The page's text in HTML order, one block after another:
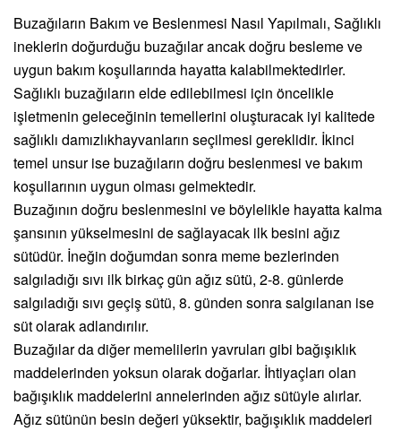
Buzağıların Bakım ve Beslenmesi Nasıl Yapılmalı, Sağlıklı
ineklerin doğurduğu buzağılar ancak doğru besleme ve
uygun bakım koşullarında hayatta kalabilmektedirler.
Sağlıklı buzağıların elde edilebilmesi için öncelikle
işletmenin geleceğinin temellerini oluşturacak iyi kalitede
sağlıklı damızlıkhayvanların seçilmesi gereklidir. İkinci
temel unsur ise buzağıların doğru beslenmesi ve bakım
koşullarının uygun olması gelmektedir.
Buzağının doğru beslenmesini ve böylelikle hayatta kalma
şansının yükselmesini de sağlayacak ilk besini ağız
sütüdür. İneğin doğumdan sonra meme bezlerinden
salgıladığı sıvı ilk birkaç gün ağız sütü, 2-8. günlerde
salgıladığı sıvı geçiş sütü, 8. günden sonra salgılanan ise
süt olarak adlandırılır.
Buzağılar da diğer memelilerin yavruları gibi bağışıklık
maddelerinden yoksun olarak doğarlar. İhtiyaçları olan
bağışıklık maddelerini annelerinden ağız sütüyle alırlar.
Ağız sütünün besin değeri yüksektir, bağışıklık maddeleri